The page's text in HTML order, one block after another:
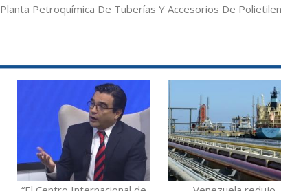
Planta Petroquímica De Tuberías Y Accesorios De